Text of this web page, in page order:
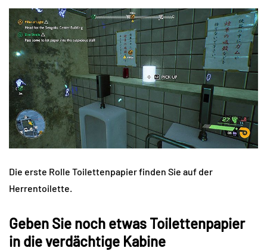
Die erste Rolle Toilettenpapier finden Sie auf der
Herrentoilette.
Geben Sie noch etwas Toilettenpapier
in die verdächtige Kabine